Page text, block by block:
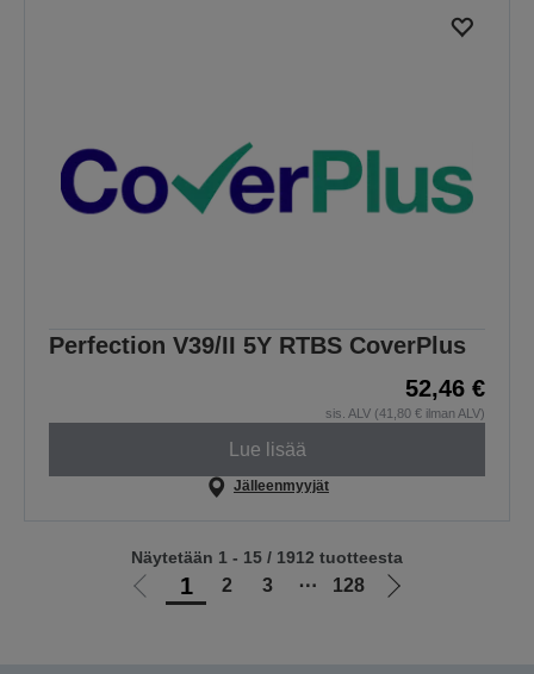
Perfection V39/II 5Y RTBS CoverPlus
52,46 €
sis. ALV (41,80 € ilman ALV)
Lue lisää
Jälleenmyyjät
Siirry1 2 3 ⋯ 128
Siirry
Näytetään 1 - 15 / 1912 tuotteesta